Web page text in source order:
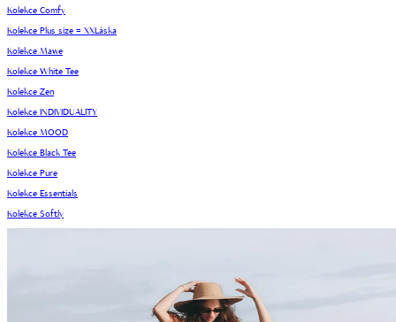
Kolekce Comfy
Kolekce Plus size = XXLáska
Kolekce Mawe
Kolekce White Tee
Kolekce Zen
Kolekce INDIVIDUALITY
Kolekce MOOD
Kolekce Black Tee
Kolekce Pure
Kolekce Essentials
Kolekce Softly